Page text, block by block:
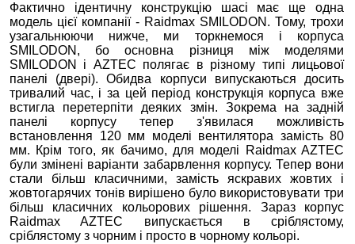
Фактично ідентичну конструкцію шасі має ще одна
модель цієї компанії - Raidmax SMILODON. Тому, трохи
узагальнюючи нижче, ми торкнемося і корпуса
SMILODON, бо основна різниця між моделями
SMILODON і AZTEC полягає в різному типі лицьової
панелі (двері). Обидва корпуси випускаються досить
тривалий час, і за цей період конструкція корпуса вже
встигла перетерпіти деяких змін. Зокрема на задній
панелі корпусу тепер з'явилася можливість
встановлення 120 мм моделі вентилятора замість 80
мм. Крім того, як бачимо, для моделі Raidmax AZTEC
були змінені варіанти забарвлення корпусу. Тепер вони
стали більш класичними, замість яскравих жовтих і
жовтогарячих тонів вирішено було використовувати три
більш класичних кольорових рішення. Зараз корпус
Raidmax AZTEC випускається в сріблястому,
сріблястому з чорним і просто в чорному кольорі.